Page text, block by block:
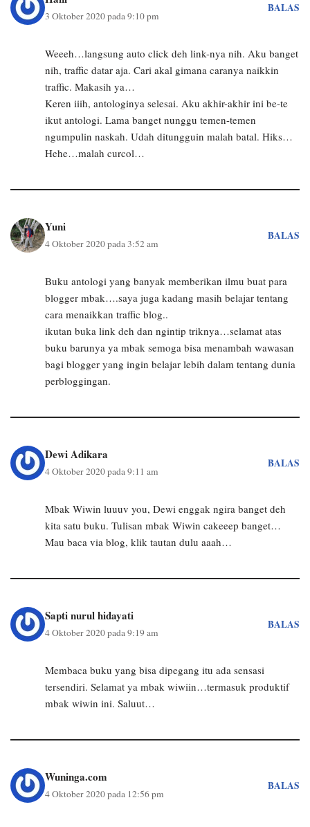
3 Oktober 2020 pada 9:10 pm
BALAS
Weeeh…langsung auto click deh link-nya nih. Aku banget
nih, traffic datar aja. Cari akal gimana caranya naikkin
traffic. Makasih ya…
Keren iiih, antologinya selesai. Aku akhir-akhir ini be-te
ikut antologi. Lama banget nunggu temen-temen
ngumpulin naskah. Udah ditungguin malah batal. Hiks…
Hehe…malah curcol…
Yuni
4 Oktober 2020 pada 3:52 am
BALAS
Buku antologi yang banyak memberikan ilmu buat para
blogger mbak….saya juga kadang masih belajar tentang
cara menaikkan traffic blog..
ikutan buka link deh dan ngintip triknya…selamat atas
buku barunya ya mbak semoga bisa menambah wawasan
bagi blogger yang ingin belajar lebih dalam tentang dunia
perbloggingan.
Dewi Adikara
4 Oktober 2020 pada 9:11 am
BALAS
Mbak Wiwin luuuv you, Dewi enggak ngira banget deh
kita satu buku. Tulisan mbak Wiwin cakeeep banget…
Mau baca via blog, klik tautan dulu aaah…
Sapti nurul hidayati
4 Oktober 2020 pada 9:19 am
BALAS
Membaca buku yang bisa dipegang itu ada sensasi
tersendiri. Selamat ya mbak wiwiin…termasuk produktif
mbak wiwin ini. Saluut…
Wuninga.com
4 Oktober 2020 pada 12:56 pm
BALAS